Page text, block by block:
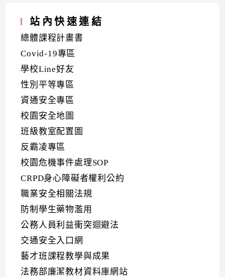
站內快速連結
總體課程計畫書
Covid-19專區
學校Line好友
性別平等專區
資通安全專區
校園安全地圖
班級教室配置圖
反霸凌專區
校園危機事件處理SOP
CRPD身心障礙者權利公約
職業安全相關法規
防制學生藥物濫用
公務人員利益衝突迴避法
交通安全入口網
藝才班課程教學與成果
法務部廉潔教材資料庫網站